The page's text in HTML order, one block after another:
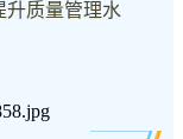
升质量管理水